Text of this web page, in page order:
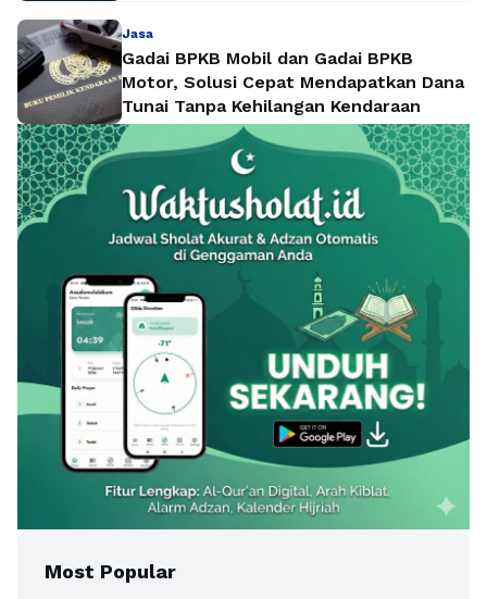
Jasa
Gadai BPKB Mobil dan Gadai BPKB
Motor, Solusi Cepat Mendapatkan Dana
Tunai Tanpa Kehilangan Kendaraan
Most Popular